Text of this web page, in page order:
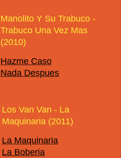
Manolito Y Su Trabuco -
Trabuco Una Vez Mas
(2010)
Hazme Caso
Nada Despues
Los Van Van - La
Maquinaria (2011)
La Maquinaria
La Boberia